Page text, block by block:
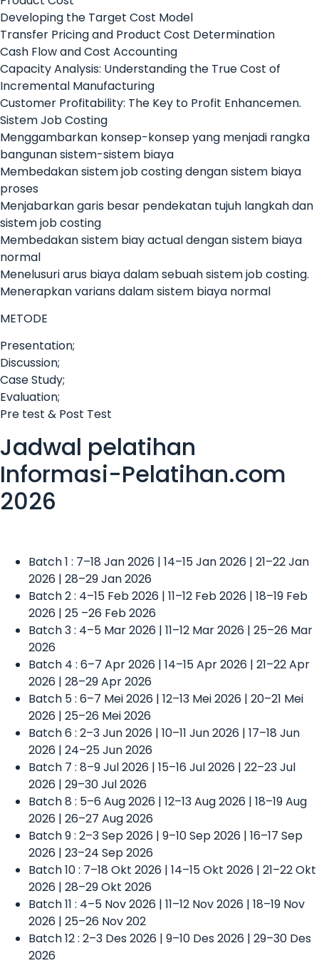
Developing the Target Cost Model
Transfer Pricing and Product Cost Determination
Cash Flow and Cost Accounting
Capacity Analysis: Understanding the True Cost of
Incremental Manufacturing
Customer Profitability: The Key to Profit Enhancemen.
Sistem Job Costing
Menggambarkan konsep-konsep yang menjadi rangka
bangunan sistem-sistem biaya
Membedakan sistem job costing dengan sistem biaya
proses
Menjabarkan garis besar pendekatan tujuh langkah dan
sistem job costing
Membedakan sistem biay actual dengan sistem biaya
normal
Menelusuri arus biaya dalam sebuah sistem job costing.
Menerapkan varians dalam sistem biaya normal
METODE
Presentation;
Discussion;
Case Study;
Evaluation;
Pre test & Post Test
Jadwal pelatihan
Informasi-Pelatihan.com
2026
Batch 1 : 7–18 Jan 2026 | 14–15 Jan 2026 | 21–22 Jan
2026 | 28–29 Jan 2026
Batch 2 : 4–15 Feb 2026 | 11–12 Feb 2026 | 18–19 Feb
2026 | 25 –26 Feb 2026
Batch 3 : 4–5 Mar 2026 | 11–12 Mar 2026 | 25–26 Mar
2026
Batch 4 : 6–7 Apr 2026 | 14–15 Apr 2026 | 21–22 Apr
2026 | 28–29 Apr 2026
Batch 5 : 6–7 Mei 2026 | 12–13 Mei 2026 | 20–21 Mei
2026 | 25–26 Mei 2026
Batch 6 : 2–3 Jun 2026 | 10–11 Jun 2026 | 17–18 Jun
2026 | 24–25 Jun 2026
Batch 7 : 8–9 Jul 2026 | 15–16 Jul 2026 | 22–23 Jul
2026 | 29–30 Jul 2026
Batch 8 : 5–6 Aug 2026 | 12–13 Aug 2026 | 18–19 Aug
2026 | 26–27 Aug 2026
Batch 9 : 2–3 Sep 2026 | 9–10 Sep 2026 | 16–17 Sep
2026 | 23–24 Sep 2026
Batch 10 : 7–18 Okt 2026 | 14–15 Okt 2026 | 21–22 Okt
2026 | 28–29 Okt 2026
Batch 11 : 4–5 Nov 2026 | 11–12 Nov 2026 | 18–19 Nov
2026 | 25–26 Nov 202
Batch 12 : 2–3 Des 2026 | 9–10 Des 2026 | 29–30 Des
2026